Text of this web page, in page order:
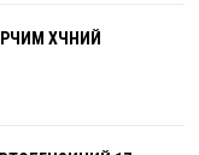
ХҮЧНИЙ